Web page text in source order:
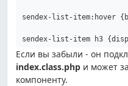
sendex-list-item:hover
Если вы забыли - он
index.class.phpи может
компоненту.